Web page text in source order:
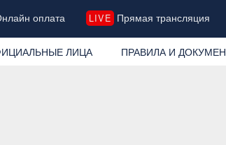
оплата LIVE Прямая трансляция
ЛИЦА ПРАВИЛА И